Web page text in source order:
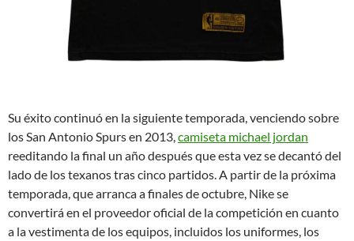
Su éxito continuó en la siguiente temporada, venciendo sobre
los San Antonio Spurs en 2013,camiseta michael jordan
reeditando la final un año después que esta vez se decantó del
lado de los texanos tras cinco partidos. A partir de la próxima
temporada, que arranca a finales de octubre, Nike se
convertirá en el proveedor oficial de la competición en cuanto
a la vestimenta de los equipos, incluidos los uniformes, los